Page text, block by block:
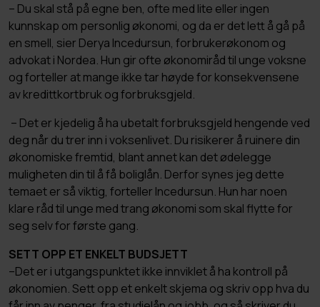
– Du skal stå på egne ben, ofte med lite eller ingen
kunnskap om personlig økonomi, og da er det lett å gå på
en smell, sier Derya Incedursun, forbrukerøkonom og
advokat i Nordea. Hun gir ofte økonomiråd til unge voksne
og forteller at mange ikke tar høyde for konsekvensene
av kredittkortbruk og forbruksgjeld.
– Det er kjedelig å ha ubetalt forbruksgjeld hengende ved
deg når du trer inn i voksenlivet. Du risikerer å ruinere din
økonomiske fremtid, blant annet kan det ødelegge
muligheten din til å få boliglån. Derfor synes jeg dette
temaet er så viktig, forteller Incedursun. Hun har noen
klare råd til unge med trang økonomi som skal flytte for
seg selv for første gang.
SETT OPP ET ENKELT BUDSJETT
–Det er i utgangspunktet ikke innviklet å ha kontroll på
økonomien. Sett opp et enkelt skjema og skriv opp hva du